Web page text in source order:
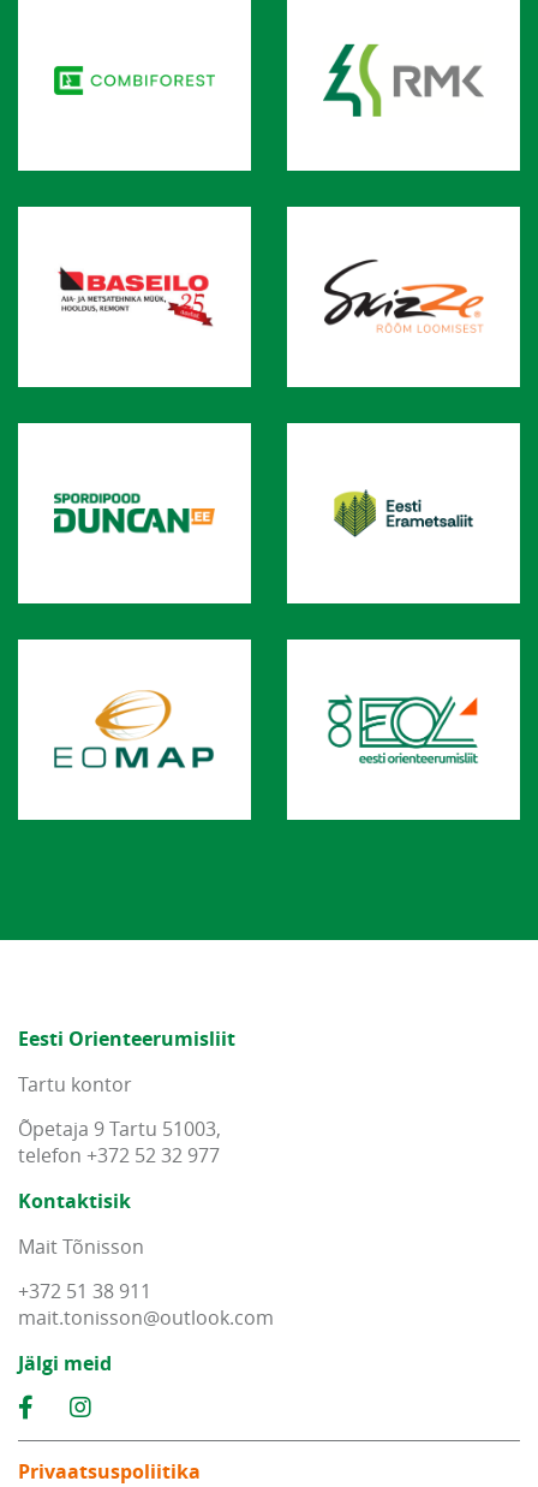
Eesti Orienteerumisliit
Tartu kontor
Õpetaja 9 Tartu 51003,
telefon +372 52 32 977
Kontaktisik
Mait Tõnisson
+372 51 38 911
mait.tonisson@outlook.com
Jälgi meid
Privaatsuspoliitika